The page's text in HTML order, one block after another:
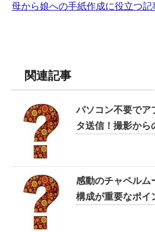
母から娘への手紙作成に役立つ記
関連記事
パソコン不要でア
タ送信！撮影から
感動のチャペルム
構成が重要なポイ